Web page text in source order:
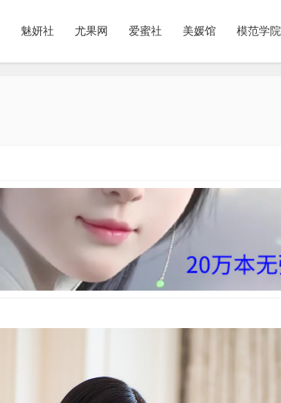
魅妍社 尤果网 爱蜜社 美媛馆 模范学院